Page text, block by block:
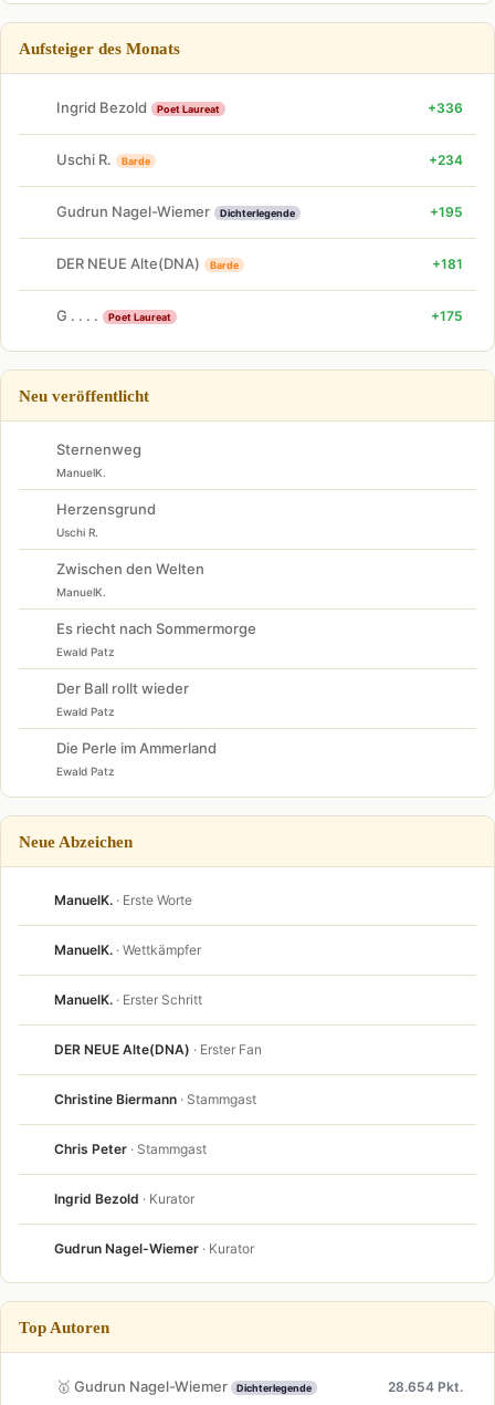
Aufsteiger des Monats
Ingrid Bezold Poet Laureat +336
Uschi R. Barde +234
Gudrun Nagel-Wiemer Dichterlegende +195
DER NEUE Alte(DNA) Barde +181
G . . . . Poet Laureat +175
Neu veröffentlicht
Sternenweg
ManuelK.
Herzensgrund
Uschi R.
Zwischen den Welten
ManuelK.
Es riecht nach Sommermorge
Ewald Patz
Der Ball rollt wieder
Ewald Patz
Die Perle im Ammerland
Ewald Patz
Neue Abzeichen
ManuelK. · Erste Worte
ManuelK. · Wettkämpfer
ManuelK. · Erster Schritt
DER NEUE Alte(DNA) · Erster Fan
Christine Biermann · Stammgast
Chris Peter · Stammgast
Ingrid Bezold · Kurator
Gudrun Nagel-Wiemer · Kurator
Top Autoren
🥇 Gudrun Nagel-Wiemer Dichterlegende 28.654 Pkt.